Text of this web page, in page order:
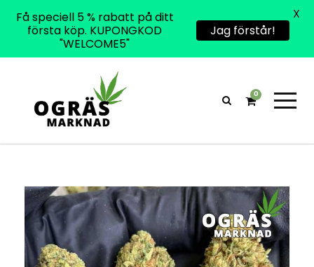
0
Få speciell 5 % rabatt på ditt
första köp. KUPONGKOD
"WELCOME5"
Jag förstår!
X